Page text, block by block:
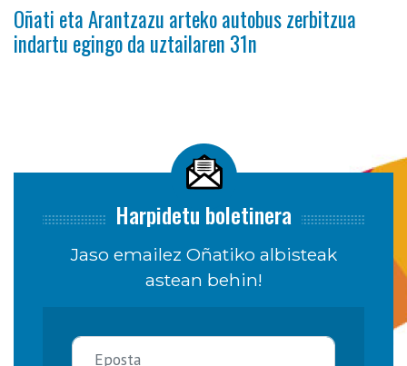
Oñati eta Arantzazu arteko autobus zerbitzua
indartu egingo da uztailaren 31n
Harpidetu boletinera
Jaso emailez Oñatiko albisteak
astean behin!